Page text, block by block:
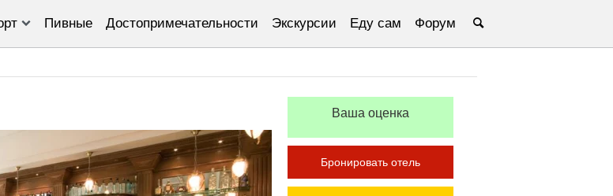
Пивные Достопримечательности Экскурсии Еду сам Форум
Ваша оценка
Бронировать отель